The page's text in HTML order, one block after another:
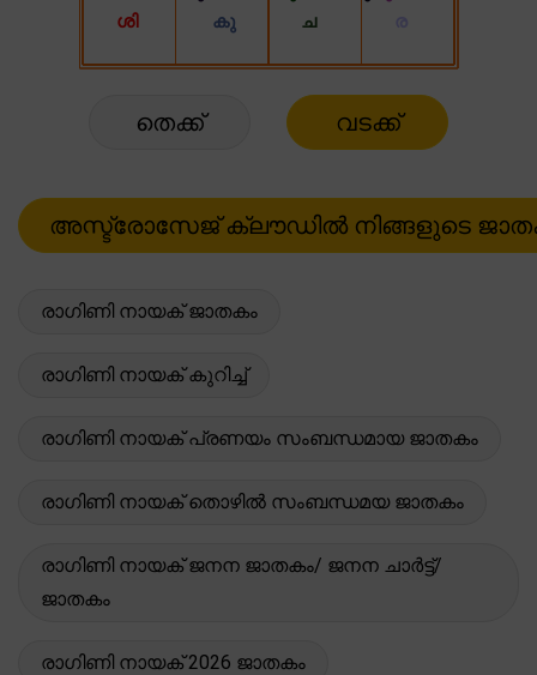
തെക്ക് വടക്ക്
രാഗിണി നായക് ജാതകം
രാഗിണി നായക് കുറിച്ച്
രാഗിണി നായക് പ്രണയം സംബന്ധമായ ജാതകം
രാഗിണി നായക് തൊഴിൽ സംബന്ധമയ ജാതകം
രാഗിണി നായക് ജനന ജാതകം/ ജനന ചാർട്ട്/
ജാതകം
രാഗിണി നായക് 2026 ജാതകം